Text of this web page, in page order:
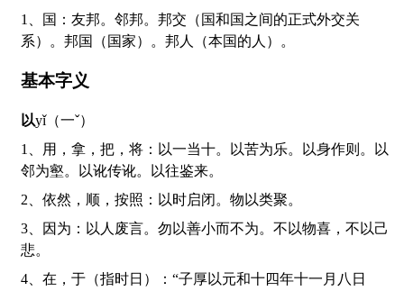
1、国：友邦。邻邦。邦交（国和国之间的正式外交关
系）。邦国（国家）。邦人（本国的人）。
基本字义
以yǐ（一ˇ）
1、用，拿，把，将：以一当十。以苦为乐。以身作则。以
邻为壑。以讹传讹。以往鉴来。
2、依然，顺，按照：以时启闭。物以类聚。
3、因为：以人废言。勿以善小而不为。不以物喜，不以己
悲。
4、在，于（指时日）：“子厚以元和十四年十一月八日